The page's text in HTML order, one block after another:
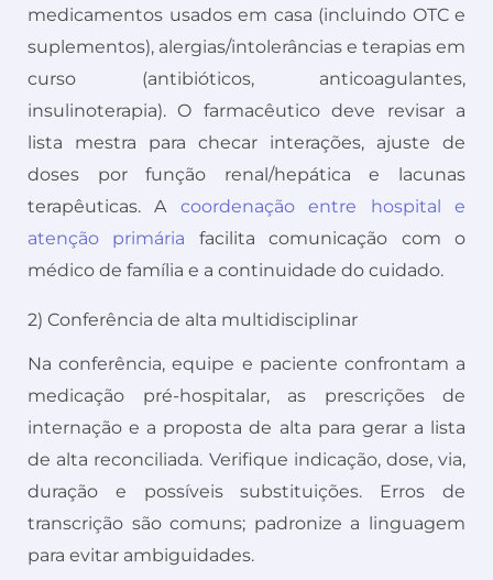
medicamentos usados em casa (incluindo OTC e
suplementos), alergias/intolerâncias e terapias em
curso (antibióticos, anticoagulantes,
insulinoterapia). O farmacêutico deve revisar a
lista mestra para checar interações, ajuste de
doses por função renal/hepática e lacunas
terapêuticas. A coordenação entre hospital e
atenção primária facilita comunicação com o
médico de família e a continuidade do cuidado.
2) Conferência de alta multidisciplinar
Na conferência, equipe e paciente confrontam a
medicação pré-hospitalar, as prescrições de
internação e a proposta de alta para gerar a lista
de alta reconciliada. Verifique indicação, dose, via,
duração e possíveis substituições. Erros de
transcrição são comuns; padronize a linguagem
para evitar ambiguidades.